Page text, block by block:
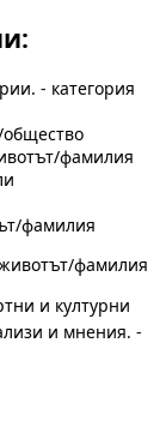
- категория
общество
фамилия
фамилия
фамилия
и културни
и мнения. -